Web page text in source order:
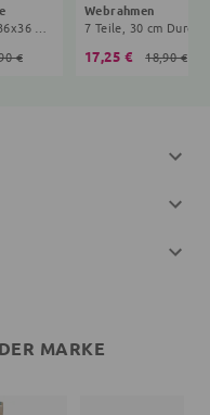
36 Stück, 36x36x36 mm, 5+ Monate, bunt
€
Webrahmen
17,25 € 18,90 €
MARKE